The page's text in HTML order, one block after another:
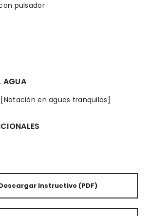
pulsador
AGUA
en aguas tranquilas]
Instructivo (PDF)